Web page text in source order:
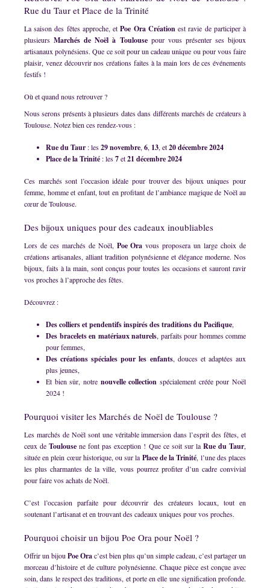
Rue du Taur et Place de la Trinité
La saison des fêtes approche, etPoe Ora Création est ravie de participer à
plusieursMarchés de Noël à Toulousepour vous présenter ses bijoux
artisanaux polynésiens. Que ce soit pour un cadeau unique ou pour vous faire
plaisir, venez découvrir nos créations faites à la main lors de ces événements
festifs !
Où et quand nous retrouver ?
Nous serons présents à plusieurs dates dans différents marchés de créateurs à
Toulouse. Notez bien ces rendez-vous :
Rue du Taur : les29 novembre, 6, 13, et20 décembre 2024
Place de la Trinité : les7et21 décembre 2024
Ces marchés sont l’occasion idéale pour trouver des bijoux uniques pour
femme, homme et enfant, tout en profitant de l’ambiance magique de Noël au
cœur de Toulouse.
Des bijoux uniques pour des cadeaux inoubliables
Lors de ces marchés de Noël, Poe Ora vous proposera un large choix de
créations artisanales, alliant tradition polynésienne et élégance moderne. Nos
bijoux, faits à la main, sont conçus pour toutes les occasions et sauront ravir
vos proches à l’approche des fêtes.
Découvrez :
Des colliers et pendentifs inspirés des traditions du Pacifique,
Des bracelets en matériaux naturels, parfaits pour hommes comme
pour femmes,
Des créations spéciales pour les enfants, douces et adaptées aux
plus jeunes,
Et bien sûr, notre nouvelle collection spécialement créée pour Noël
2024 !
Pourquoi visiter les Marchés de Noël de Toulouse ?
Les marchés de Noël sont une véritable immersion dans l’esprit des fêtes, et
ceux deToulouse ne font pas exception ! Que ce soit sur la Rue du Taur,
située en plein cœur historique, ou sur la Place de la Trinité, l’une des places
les plus charmantes de la ville, vous pourrez profiter d’un cadre convivial
pour faire vos achats de Noël.
C’est l’occasion parfaite pour découvrir des créateurs locaux, tout en
soutenant l’artisanat et en trouvant des cadeaux uniques pour vos proches.
Pourquoi choisir un bijou Poe Ora pour Noël ?
Offrir un bijou Poe Orac’est bien plus qu’un simple cadeau, c’est partager un
morceau d’histoire et de culture polynésienne. Chaque pièce est conçue avec
soin, dans le respect des traditions, et porte en elle une signification profonde.